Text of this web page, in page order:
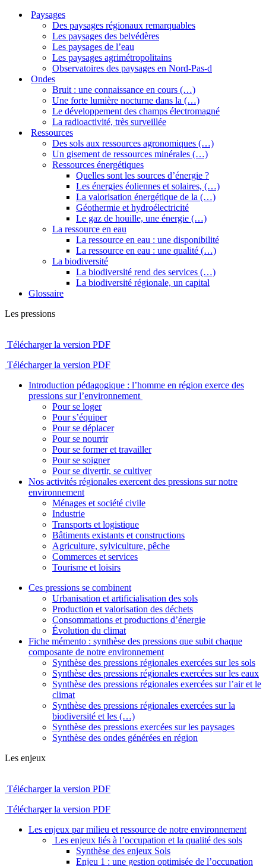
Paysages
Des paysages régionaux remarquables
Les paysages des belvédères
Les paysages de l’eau
Les paysages agrimétropolitains
Observatoires des paysages en Nord-Pas-d
Ondes
Bruit : une connaissance en cours (…)
Une forte lumière nocturne dans la (…)
Le développement des champs électromagné
La radioactivité, très surveillée
Ressources
Des sols aux ressources agronomiques (…)
Un gisement de ressources minérales (…)
Ressources énergétiques
Quelles sont les sources d’énergie ?
Les énergies éoliennes et solaires, (…)
La valorisation énergétique de la (…)
Géothermie et hydroélectricité
Le gaz de houille, une énergie (…)
La ressource en eau
La ressource en eau : une disponibilité
La ressource en eau : une qualité (…)
La biodiversité
La biodiversité rend des services (…)
La biodiversité régionale, un capital
Glossaire
Les pressions
Télécharger la version PDF
Télécharger la version PDF
Introduction pédagogique : l’homme en région exerce des
pressions sur l’environnement
Pour se loger
Pour s’équiper
Pour se déplacer
Pour se nourrir
Pour se former et travailler
Pour se soigner
Pour se divertir, se cultiver
Nos activités régionales exercent des pressions sur notre
environnement
Ménages et société civile
Industrie
Transports et logistique
Bâtiments existants et constructions
Agriculture, sylviculture, pêche
Commerces et services
Tourisme et loisirs
Ces pressions se combinent
Urbanisation et artificialisation des sols
Production et valorisation des déchets
Consommations et productions d’énergie
Évolution du climat
Fiche mémento : synthèse des pressions que subit chaque
composante de notre environnement
Synthèse des pressions régionales exercées sur les sols
Synthèse des pressions régionales exercées sur les eaux
Synthèse des pressions régionales exercées sur l’air et le
climat
Synthèse des pressions régionales exercées sur la
biodiversité et les (…)
Synthèse des pressions exercées sur les paysages
Synthèse des ondes générées en région
Les enjeux
Télécharger la version PDF
Télécharger la version PDF
Les enjeux par milieu et ressource de notre environnement
Les enjeux liés à l’occupation et la qualité des sols
Synthèse des enjeux Sols
Enjeu 1 : une gestion optimisée de l’occupation